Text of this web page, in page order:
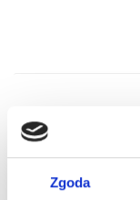
Zgoda